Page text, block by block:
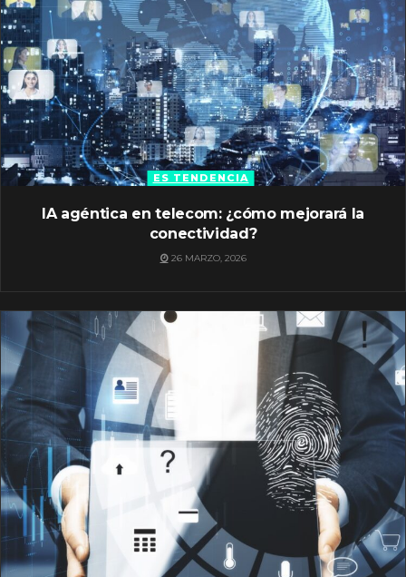
ES TENDENCIA
IA agéntica en telecom: ¿cómo mejorará la
conectividad?
26 MARZO, 2026